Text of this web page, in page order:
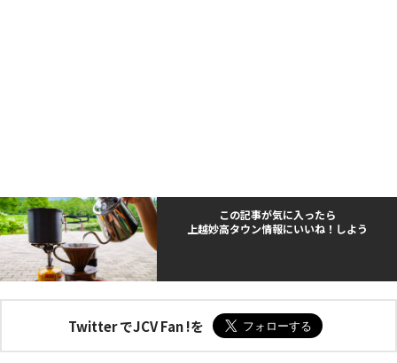
この記事が気に入ったら
上越妙高タウン情報にいいね！しよう
Twitter でJCV Fan !を